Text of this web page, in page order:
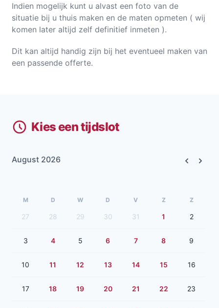
Indien mogelijk kunt u alvast een foto van de
situatie bij u thuis maken en de maten opmeten ( wij
komen later altijd zelf definitief inmeten ).
Dit kan altijd handig zijn bij het eventueel maken van
een passende offerte.
Kies een tijdslot
August 2026
M D W D V Z Z
27 28 29 30 31 1 2
3 4 5 6 7 8 9
10 11 12 13 14 15 16
17 18 19 20 21 22 23